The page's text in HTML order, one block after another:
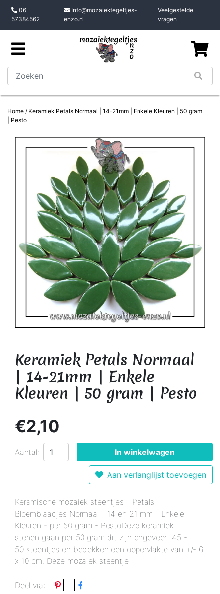
06
57384562
Info@mozaiektegeltjes-
enzo.nl
Veelgestelde
vragen
Home / Keramiek Petals Normaal | 14-21mm | Enkele Kleuren | 50 gram
| Pesto
Keramiek Petals Normaal
| 14-21mm | Enkele
Kleuren | 50 gram | Pesto
€2,10
Aantal: In winkelwagen
Aan verlanglijst toevoegen
Keramische mozaiek steentjes - Petals
Bloemblaadjes Normaal - 14 en 21 mm - Enkele
Kleuren - per 50 gram - PestoDeze keramiek
stenen gaan per 50 gram dit zijn ongeveer 45 -
50 steentjes en bedekken een oppervlakte van +/- 6
x 10 cm. Deze mozaiek steentje
Deel via: